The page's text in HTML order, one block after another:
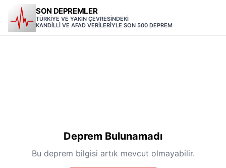
SON DEPREMLER
TÜRKİYE VE YAKIN ÇEVRESİNDEKİ
KANDİLLİ VE AFAD VERİLERİYLE SON 500 DEPREM
Deprem Bulunamadı
Bu deprem bilgisi artık mevcut olmayabilir.